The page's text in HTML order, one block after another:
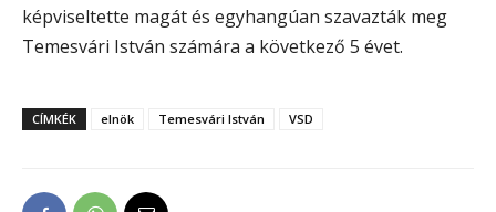
képviseltette magát és egyhangúan szavazták meg
Temesvári István számára a következő 5 évet.
CÍMKÉK elnök Temesvári István VSD